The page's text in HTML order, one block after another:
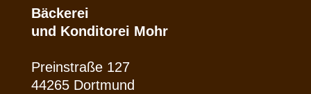
Bäckerei
und Konditorei Mohr
Preinstraße 127
44265 Dortmund